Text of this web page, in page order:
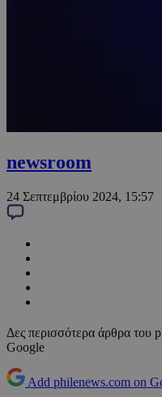
newsroom
24 Σεπτεμβρίου 2024, 15:57
Δες περισσότερα άρθρα του
Google
Add philenews.com on